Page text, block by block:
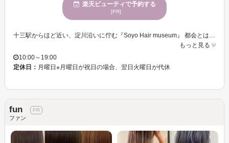
楽天ビューティで予約する
[PR]
十三駅からほど近い、淀川沿いに佇む『Soyo Hair museum』 都会とは思えないほど美しい自然が広がるロケーションは、訪れる人の心を優しく包み込んでくれます。きらきら光るグリーン、冬の雪模様・・・季節とともに移りゆく景色を感じる癒し空間は、忙しい日常を忘れさせてくれるはず！ 贅沢な空間で、よりゆっくりとお過ごしいただくことのできるスパは、リラクゼーションやエイジングなど、あなたの”なりたい”を導いてくれます。 オススメは「ヘッドスパ」目的に合わせた薬剤を厳選し、2コースご用意♪ 本当に気持ちいい・・・心の底から癒されるスパは、髪も心も美しくなれるスペシャルなケアです！ デザインや、薬剤、技術・・・全てに安心していただけるように、わかりやすく丁寧なカウンセリング。スタッフが本当に優しく気さくで、丁寧に対応してくれるから思っていることを、言いやすい雰囲気、人柄。あらゆるわがままを、笑顔でさりげなく受け止めてくれます。 美容室が苦手な方もそうでない方も『Soyo Hair museum』に足を運んでみてはいかがでしょうか？
もっと見る
10:00～19:00
定休日： 月曜日※月曜日が祝日の場合、翌日火曜日が代休
fun
ファン